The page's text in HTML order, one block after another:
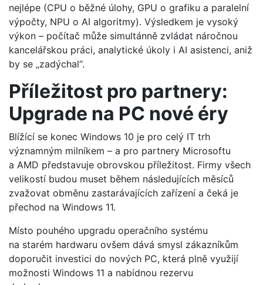
nejlépe (CPU o běžné úlohy, GPU o grafiku a paralelní
výpočty, NPU o AI algoritmy). Výsledkem je vysoký
výkon – počítač může simultánně zvládat náročnou
kancelářskou práci, analytické úkoly i AI asistenci, aniž
by se „zadýchal“.
Příležitost pro partnery:
Upgrade na PC nové éry
Blížící se konec Windows 10 je pro celý IT trh
významným milníkem – a pro partnery Microsoftu
a AMD představuje obrovskou příležitost. Firmy všech
velikostí budou muset během následujících měsíců
zvažovat obměnu zastarávajících zařízení a čeká je
přechod na Windows 11.
Místo pouhého upgradu operačního systému
na starém hardwaru ovšem dává smysl zákazníkům
doporučit investici do nových PC, která plně využijí
možnosti Windows 11 a nabídnou rezervu